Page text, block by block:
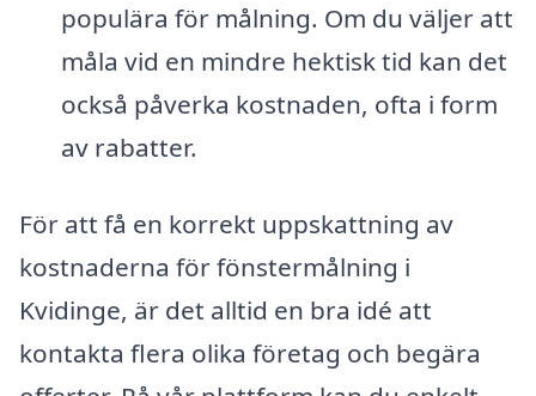
populära för målning. Om du väljer att
måla vid en mindre hektisk tid kan det
också påverka kostnaden, ofta i form
av rabatter.
För att få en korrekt uppskattning av
kostnaderna för fönstermålning i
Kvidinge, är det alltid en bra idé att
kontakta flera olika företag och begära